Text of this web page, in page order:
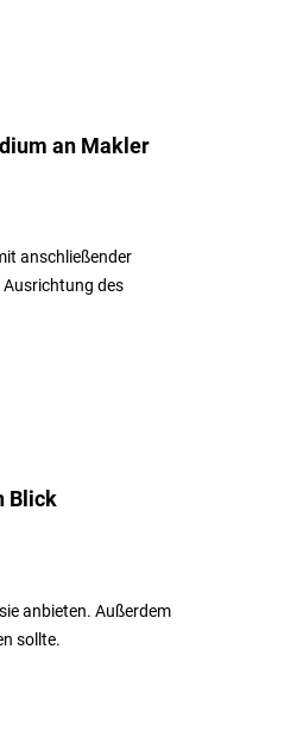
an Makler
anschließender
des
Blick
anbieten. Außerdem
sollte.